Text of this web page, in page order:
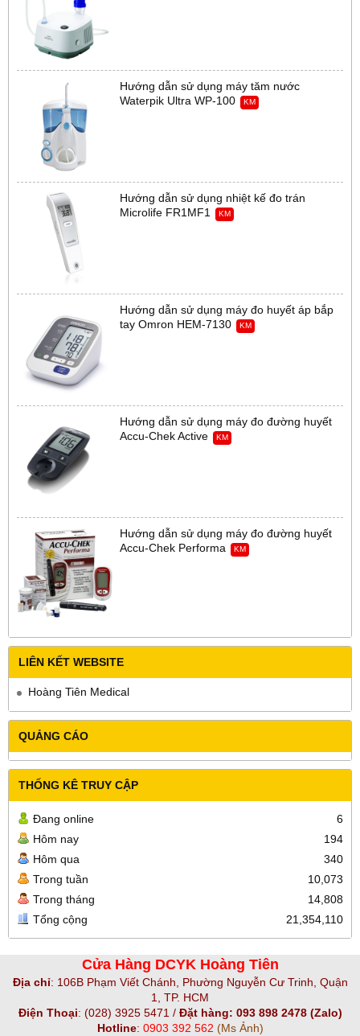
Hướng dẫn sử dụng máy tăm nước
Waterpik Ultra WP-100
KM
Hướng dẫn sử dụng nhiệt kế đo trán
Microlife FR1MF1
KM
Hướng dẫn sử dụng máy đo huyết áp bắp
tay Omron HEM-7130
KM
Hướng dẫn sử dụng máy đo đường huyết
Accu-Chek Active
KM
Hướng dẫn sử dụng máy đo đường huyết
Accu-Chek Performa
KM
LIÊN KẾT WEBSITE
Hoàng Tiên Medical
QUẢNG CÁO
THỐNG KÊ TRUY CẬP
Đang online
6
Hôm nay
194
Hôm qua
340
Trong tuần
10,073
Trong tháng
14,808
Tổng cộng
21,354,110
Cửa Hàng DCYK Hoàng Tiên
Địa chỉ: 106B Phạm Viết Chánh, Phường Nguyễn Cư Trinh, Quận
1, TP. HCM
Điện Thoại: (028) 3925 5471 / Đặt hàng: 093 898 2478 (Zalo)
Hotline: 0903 392 562 (Ms Ảnh)